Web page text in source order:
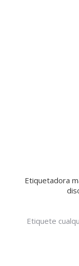
Etiquetadora
Etiquete